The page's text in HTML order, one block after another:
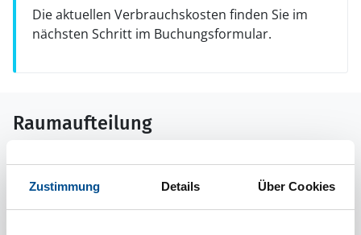
Zustimmung Details Über Cookies
Die aktuellen Verbrauchskosten finden Sie im
nächsten Schritt im Buchungsformular.
Raumaufteilung
Leider liegen uns zur Zeit keine Grundrisse vor.
Manchmal befinden sich aber unter den Bildern der